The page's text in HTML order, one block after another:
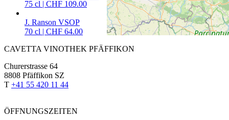
75 cl | CHF 109.00
J. Ranson VSOP
70 cl | CHF 64.00
CAVETTA VINOTHEK PFÄFFIKON
Churerstrasse 64
8808 Pfäffikon SZ
T +41 55 420 11 44
ÖFFNUNGSZEITEN